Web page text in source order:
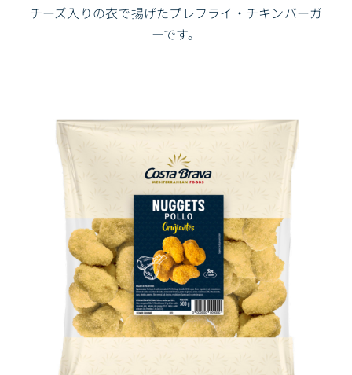
チーズ入りの衣で揚げたプレフライ・チキンバーガ
ーです。